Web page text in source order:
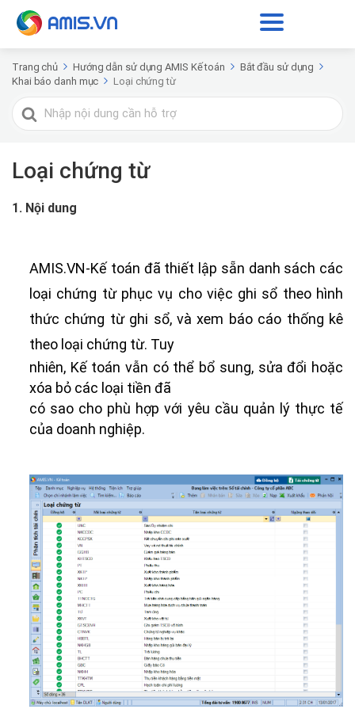
Trang chủ Hướng dẫn sử dụng AMIS Kế toán
Bắt đầu sử dụng
Khai báo danh mục
Loại chứng từ
Tìm
kiếm
Loại chứng từ
1. Nội dung
AMIS.VN-Kế toán đã thiết lập sẵn danh sách các
loại chứng từ phục vụ cho việc ghi sổ theo hình
thức chứng từ ghi sổ, và xem báo cáo thống kê
theo loại chứng từ. Tuy
nhiên, Kế toán vẫn có thể bổ sung, sửa đổi hoặc
xóa bỏ các loại tiền đã
có sao cho phù hợp với yêu cầu quản lý thực tế
của doanh nghiệp.